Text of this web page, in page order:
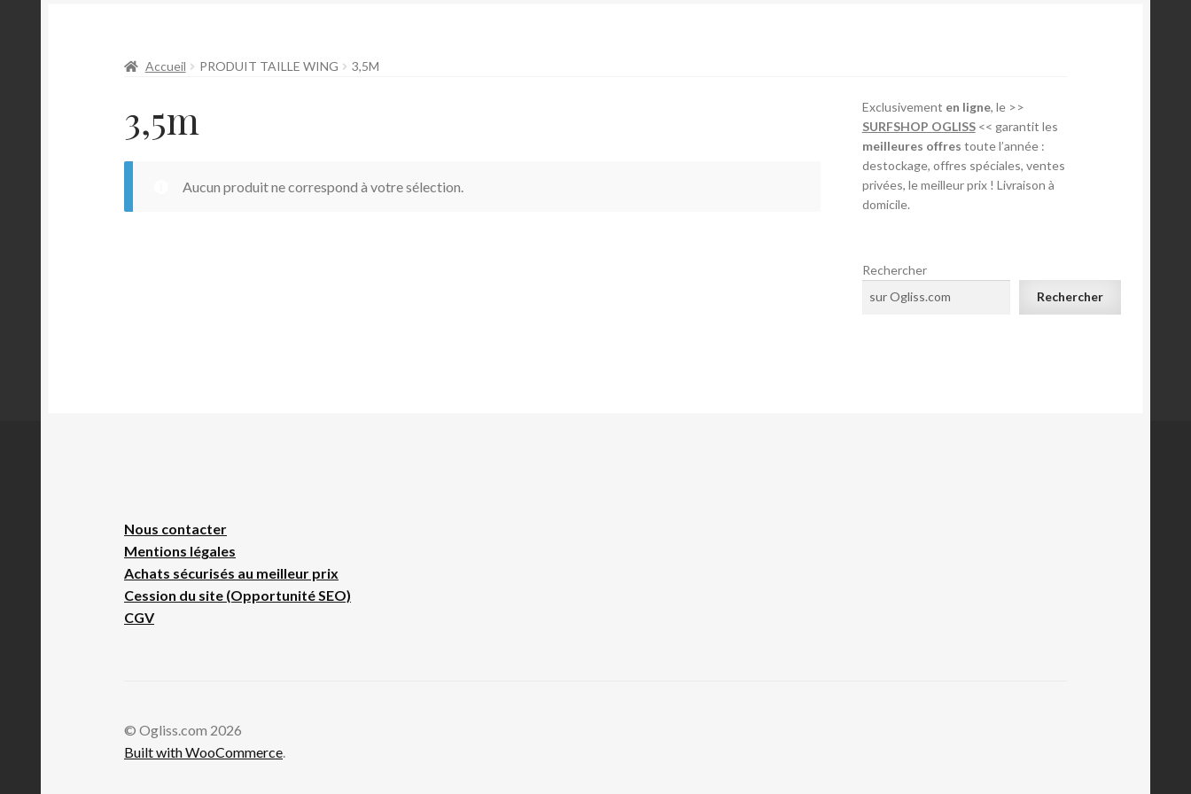
Accueil PRODUIT TAILLE WING 3,5M
3,5m
Aucun produit ne correspond à votre sélection.
Exclusivement en ligne, le >>
SURFSHOP OGLISS<< garantit les
meilleures offres toute l’année :
destockage, offres spéciales, ventes
privées, le meilleur prix ! Livraison à
domicile.
Rechercher
Rechercher
Nous contacter
Mentions légales
Achats sécurisés au meilleur prix
Cession du site (Opportunité SEO)
CGV
© Ogliss.com 2026
Built with WooCommerce.